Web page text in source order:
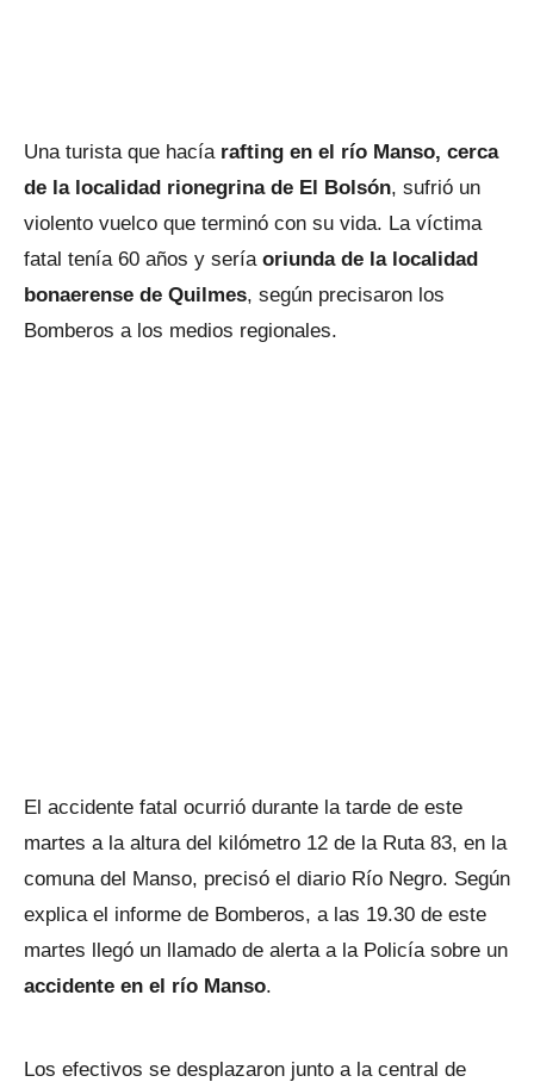
Una turista que hacíarafting en el río Manso, cerca
de la localidad rionegrina de El Bolsón, sufrió un
violento vuelco que terminó con su vida. La víctima
fatal tenía 60 años y sería oriunda de la localidad
bonaerense de Quilmes, según precisaron los
Bomberos a los medios regionales.
El accidente fatal ocurrió durante la tarde de este
martes a la altura del kilómetro 12 de la Ruta 83, en la
comuna del Manso, precisó el diario Río Negro. Según
explica el informe de Bomberos, a las 19.30 de este
martes llegó un llamado de alerta a la Policía sobre un
accidente en el río Manso.
Los efectivos se desplazaron junto a la central de